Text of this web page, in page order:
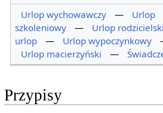
Urlop wychowawczy
— Urlop
szkoleniowy
— Urlop rodzicielski
urlop
— Urlop wypoczynkowy
Urlop macierzyński
—
Przypisy